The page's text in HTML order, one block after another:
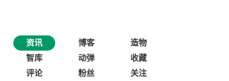
资讯 博客
造物
智库
动弹
收藏
评论
粉丝 关注